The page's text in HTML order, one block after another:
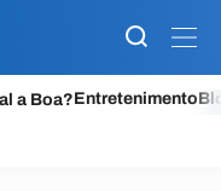
a Boa?Entretenimento